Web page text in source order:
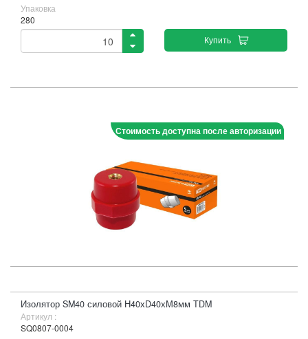
Упаковка
280
Купить
Стоимость доступна после авторизации
Изолятор SM40 силовой Н40хD40хМ8мм TDM
Артикул :
SQ0807-0004